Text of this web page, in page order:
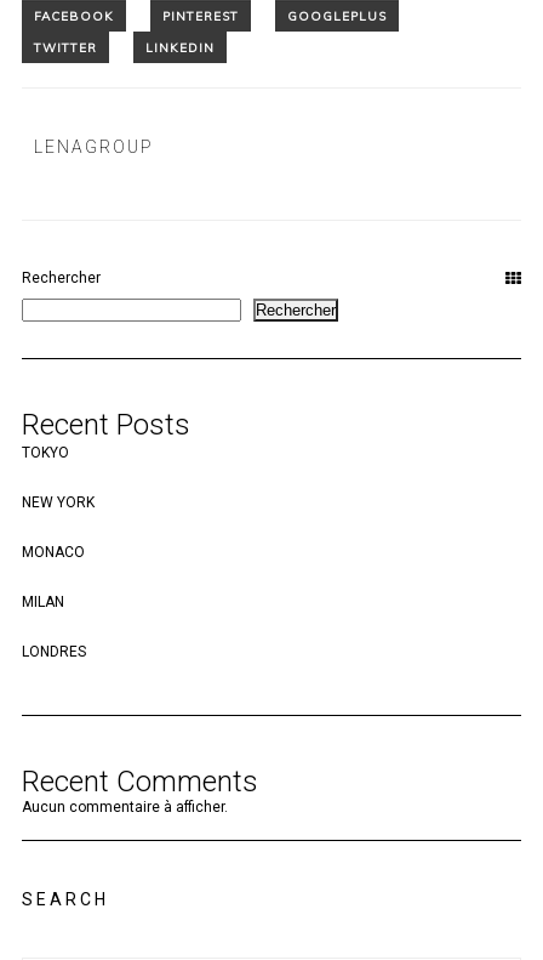
LENAGROUP
Rechercher
Rechercher
Recent Posts
TOKYO
NEW YORK
MONACO
MILAN
LONDRES
Recent Comments
Aucun commentaire à afficher.
SEARCH